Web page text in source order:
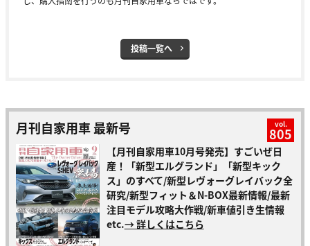
投稿一覧へ
月刊自家用車 最新号 vol.
805
【月刊自家用車10月号発売】すごいぜ日
産！「新型エルグランド」「新型キック
ス」のすべて/新型レヴォーグレイバック全
研究/新型フィット＆N-BOX最新情報/最新
注目モデル攻略大作戦/新車値引き生情報
etc.→ 詳しくはこちら